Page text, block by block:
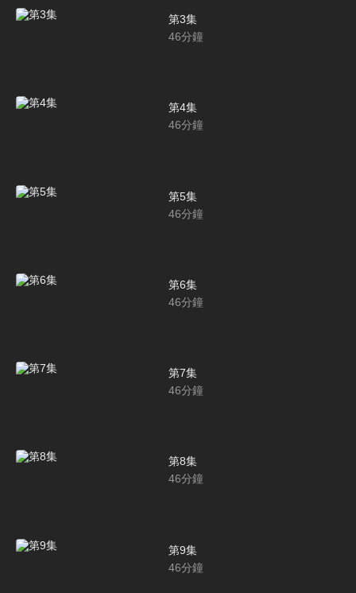
第3集
46分鐘
第4集
46分鐘
第5集
46分鐘
第6集
46分鐘
第7集
46分鐘
第8集
46分鐘
第9集
46分鐘